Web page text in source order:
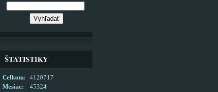
ŠTATISTIKY
Celkom:
4120717
Mesiac:
45324